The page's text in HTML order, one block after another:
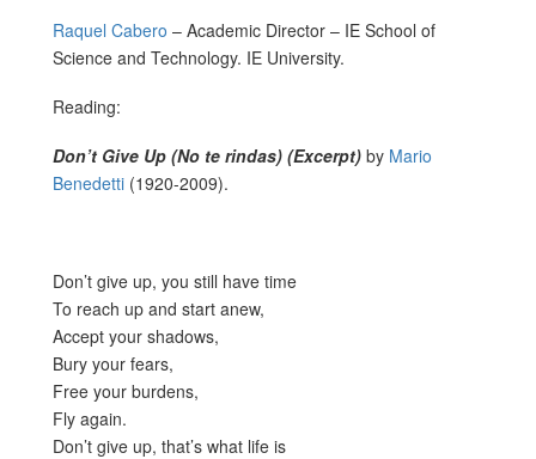
Raquel Cabero – Academic Director – IE School of
Science and Technology. IE University.
Reading:
Don’t Give Up (No te rindas) (Excerpt) by Mario
Benedetti (1920-2009).
Don’t give up, you still have time
To reach up and start anew,
Accept your shadows,
Bury your fears,
Free your burdens,
Fly again.
Don’t give up, that’s what life is